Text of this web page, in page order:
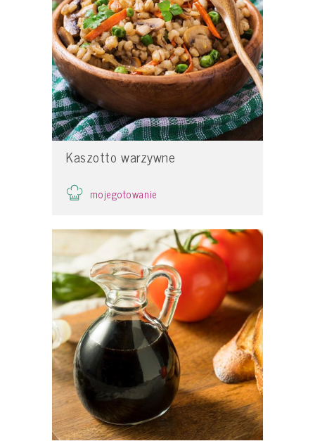
Kaszotto warzywne
mojegotowanie